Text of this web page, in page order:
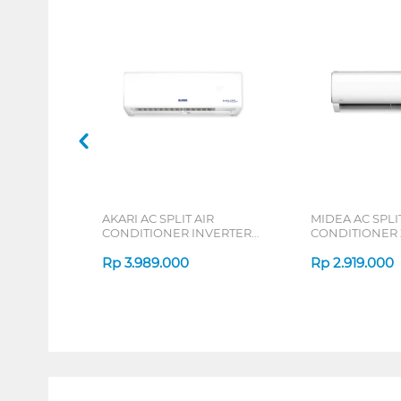
AKARI AC SPLIT AIR
CONDITIONER INVERTER
Rp 3.989.000
MIDEA AC
CONDITIONER
Rp 2.919.000